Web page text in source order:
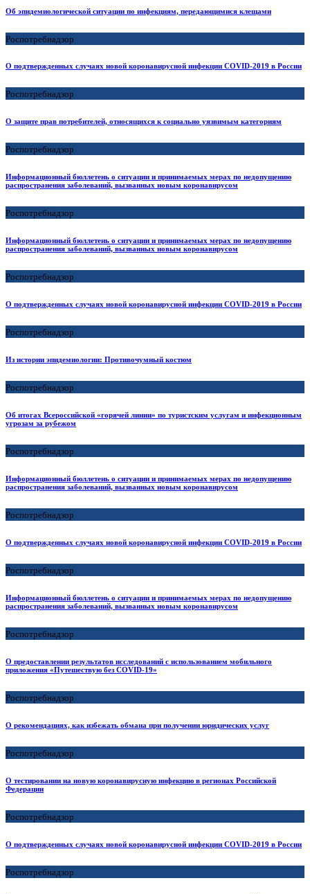
Об эпидемиологической ситуации по инфекциям, передающимися клещами
Роспотребнадзор
О подтвержденных случаях новой коронавирусной инфекции COVID-2019 в России
Роспотребнадзор
О защите прав потребителей, относящихся к социально уязвимым категориям
Роспотребнадзор
Информационный бюллетень о ситуации и принимаемых мерах по недопущению
распространения заболеваний, вызванных новым коронавирусом
Роспотребнадзор
Информационный бюллетень о ситуации и принимаемых мерах по недопущению
распространения заболеваний, вызванных новым коронавирусом
Роспотребнадзор
О подтвержденных случаях новой коронавирусной инфекции COVID-2019 в России
Роспотребнадзор
Из истории эпидемиологии: Противочумный костюм
Роспотребнадзор
Об итогах Всероссийской «горячей линии» по туристским услугам и инфекционным
угрозам за рубежом
Роспотребнадзор
Информационный бюллетень о ситуации и принимаемых мерах по недопущению
распространения заболеваний, вызванных новым коронавирусом
Роспотребнадзор
О подтвержденных случаях новой коронавирусной инфекции COVID-2019 в России
Роспотребнадзор
Информационный бюллетень о ситуации и принимаемых мерах по недопущению
распространения заболеваний, вызванных новым коронавирусом
Роспотребнадзор
О предоставлении результатов исследований с использованием мобильного
приложения «Путешествую без COVID-19»
Роспотребнадзор
О рекомендациях, как избежать обмана при получении юридических услуг
Роспотребнадзор
О тестировании на новую коронавирусную инфекцию в регионах Российской
Федерации
Роспотребнадзор
О подтвержденных случаях новой коронавирусной инфекции COVID-2019 в России
Роспотребнадзор